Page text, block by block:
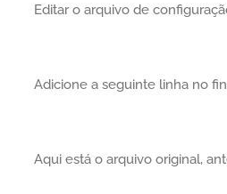
Editar o arquivo de
Adicione a seguinte linha no
Aqui está o arquivo original,